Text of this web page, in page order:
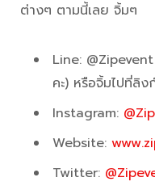
ต่างๆ ตามนี้เลย จิ้มๆ
Line:
คะ) หรือจิ้มไปที่ลิง
Instagram:
Website:
Twitter: